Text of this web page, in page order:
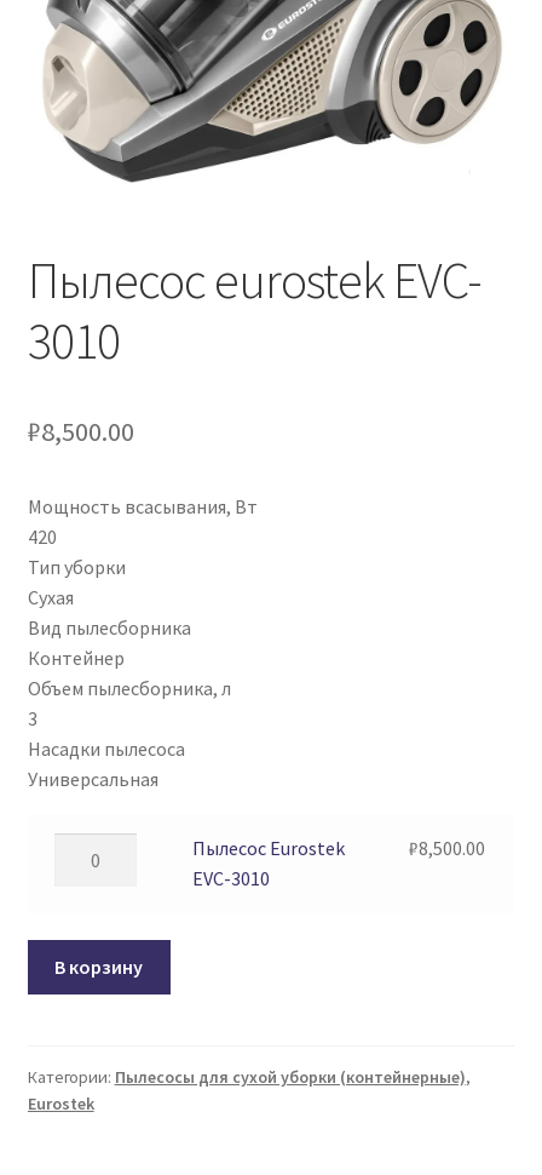
Пылесос eurostek EVC-
3010
₽8,500.00
Мощность всасывания, Вт
420
Тип уборки
Сухая
Вид пылесборника
Контейнер
Объем пылесборника, л
3
Насадки пылесоса
Универсальная
Eurostek
EVC-
3010
Пылесос Eurostek
EVC-3010
₽8,500.00
В корзину
Категории: Пылесосы для сухой уборки (контейнерные),
Eurostek